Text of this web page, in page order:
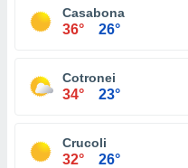
Casabona
36° 26°
Cotronei
34° 23°
Crucoli
32° 26°